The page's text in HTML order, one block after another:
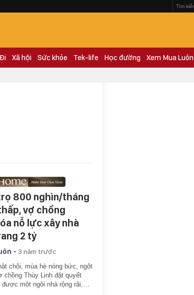
Xã hội Sức khỏe Tek-life Học đường Xem Mua Luôn
800 nghìn/tháng
vợ chồng
nỗ lực xây nhà
2 tỷ
- 3 năm trước
chội, mùa hè nóng bức, ngột
chồng Thùy Linh đặt quyết
được một ngôi nhà rộng rãi,…